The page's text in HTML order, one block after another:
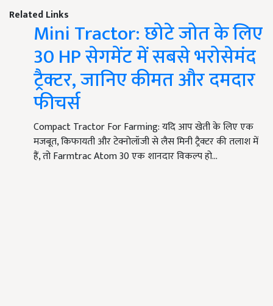
Related Links
Mini Tractor: छोटे जोत के लिए
30 HP सेगमेंट में सबसे भरोसेमंद
ट्रैक्टर, जानिए कीमत और दमदार
फीचर्स
Compact Tractor For Farming: यदि आप खेती के लिए एक
मजबूत, किफायती और टेक्नोलॉजी से लैस मिनी ट्रैक्टर की तलाश में
हैं, तो Farmtrac Atom 30 एक शानदार विकल्प हो…